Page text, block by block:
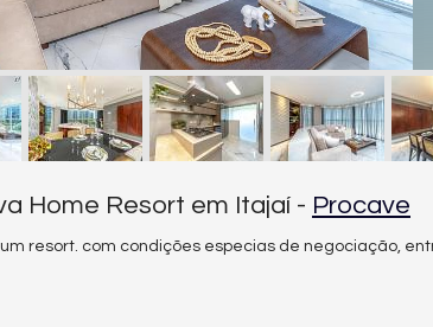
Home Resort em Itajaí - Procave
resort. com condições especias de negociação,